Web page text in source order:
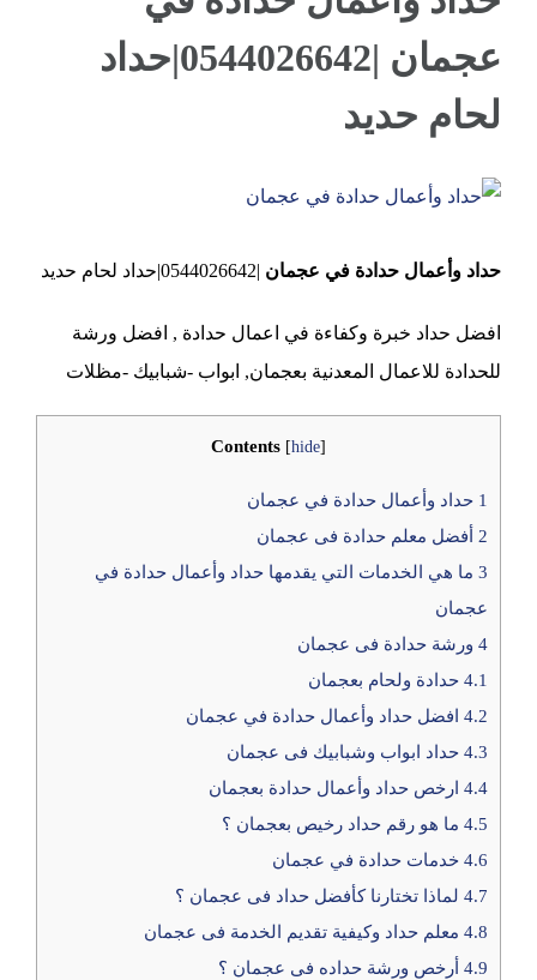
عجمان |0544026642|حداد
لحام حديد
View
Image
حداد وأعمال حدادة في عجمان |0544026642|حداد لحام حديد
افضل حداد خبرة وكفاءة في اعمال حدادة , افضل ورشة
للحدادة للاعمال المعدنية بعجمان, ابواب -شبابيك -مظلات
Contents [hide]
1 حداد وأعمال حدادة في عجمان
2 أفضل معلم حدادة فى عجمان
3 ما هي الخدمات التي يقدمها حداد وأعمال حدادة في
عجمان
4 ورشة حدادة فى عجمان
4.1 حدادة ولحام بعجمان
4.2 افضل حداد وأعمال حدادة في عجمان
4.3 حداد ابواب وشبابيك فى عجمان
4.4 ارخص حداد وأعمال حدادة بعجمان
4.5 ما هو رقم حداد رخيص بعجمان ؟
4.6 خدمات حدادة في عجمان
4.7 لماذا تختارنا كأفضل حداد فى عجمان ؟
4.8 معلم حداد وكيفية تقديم الخدمة فى عجمان
4.9 أرخص ورشة حداده فى عجمان ؟